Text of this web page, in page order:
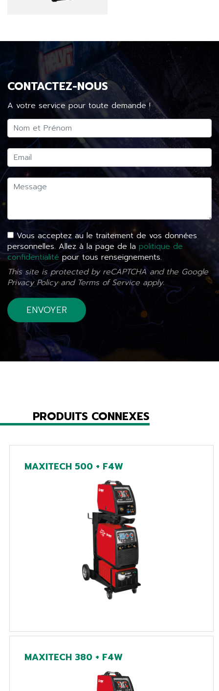
CONTACTEZ-NOUS
A votre service pour toute demande !
Vous acceptez au le traitement de vos données
personnelles. Allez à la page de la politique de
confidentialité pour tous renseignements.
This site is protected by reCAPTCHA and the Google
Privacy Policyand Terms of Service apply.
PRODUITS CONNEXES
MAXITECH 500 + F4W
MAXITECH 380 + F4W